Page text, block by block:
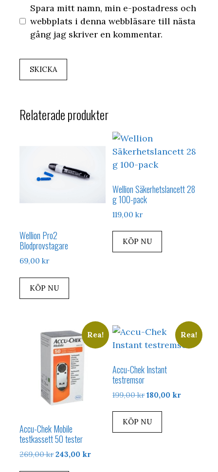
Spara mitt namn, min e-postadress och
webbplats i denna webbläsare till nästa
gång jag skriver en kommentar.
Relaterade produkter
Wellion Pro2
Blodprovstagare
69,00 kr
KÖP NU
Wellion Säkerhetslancett 28
g 100-pack
119,00kr
KÖP NU
Rea!
Accu-Chek Mobile
testkassett 50 tester
269,00kr Det
243,00 krDet
Rea!
Accu-Chek Instant
testremsor
199,00krDet
var:
180,00 krDet
KÖP NU